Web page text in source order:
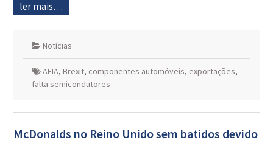
ler mais…
Notícias
AFIA, Brexit, componentes automóveis, exportações,
falta semicondutores
McDonalds no Reino Unido sem batidos devido